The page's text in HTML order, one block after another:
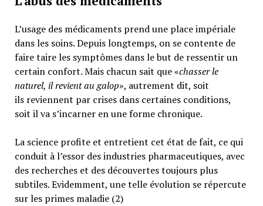
L’usage des médicaments prend une place impériale
dans les soins. Depuis longtemps, on se contente de
faire taire les symptômes dans le but de ressentir un
certain confort. Mais chacun sait que «chasser le
naturel, il revient au galop», autrement dit, soit
ils reviennent par crises dans certaines conditions,
soit il va s’incarner en une forme chronique.
La science profite et entretient cet état de fait, ce qui
conduit à l’essor des industries pharmaceutiques, avec
des recherches et des découvertes toujours plus
subtiles. Evidemment, une telle évolution se répercute
sur les primes maladie (2)